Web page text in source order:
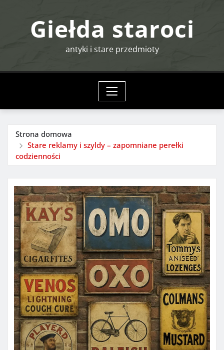
Giełda staroci
antyki i stare przedmioty
Strona domowa
Stare reklamy i szyldy – zapomniane perełki
codzienności